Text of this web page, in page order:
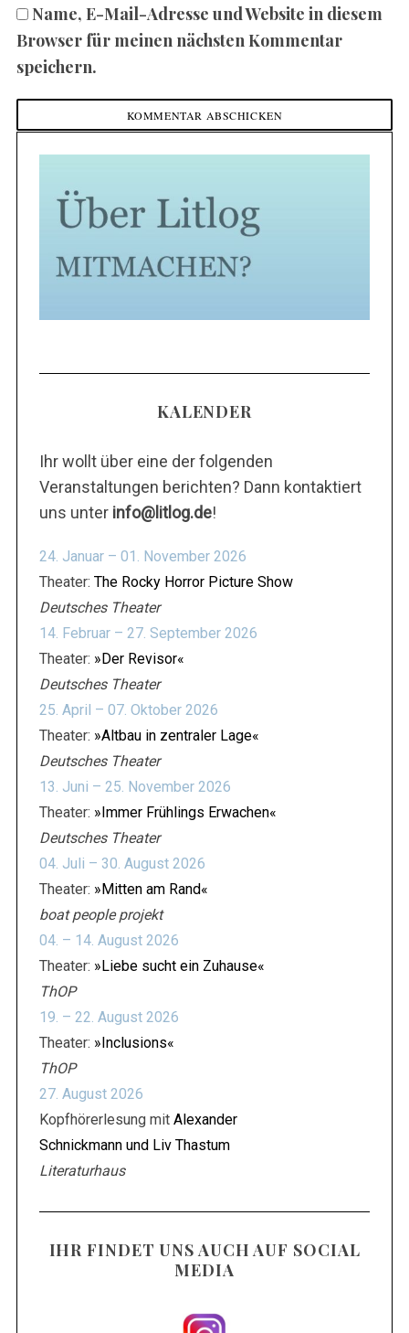
Name, E-Mail-Adresse und Website in diesem
Browser für meinen nächsten Kommentar
speichern.
KALENDER
Ihr wollt über eine der folgenden
Veranstaltungen berichten? Dann kontaktiert
uns unter info@litlog.de!
24. Januar – 01. November 2026
Theater: The Rocky Horror Picture Show
Deutsches Theater
14. Februar – 27. September 2026
Theater: »Der Revisor«
Deutsches Theater
25. April – 07. Oktober 2026
Theater: »Altbau in zentraler Lage«
Deutsches Theater
13. Juni – 25. November 2026
Theater: »Immer Frühlings Erwachen«
Deutsches Theater
04. Juli – 30. August 2026
Theater: »Mitten am Rand«
boat people projekt
04. – 14. August 2026
Theater: »Liebe sucht ein Zuhause«
ThOP
19. – 22. August 2026
Theater: »Inclusions«
ThOP
27. August 2026
Kopfhörerlesung mit Alexander
Schnickmann und Liv Thastum
Literaturhaus
IHR FINDET UNS AUCH AUF SOCIAL
MEDIA